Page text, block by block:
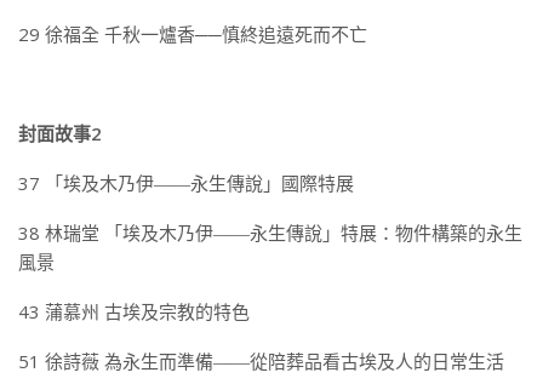
29 徐福全 千秋一爐香──慎終追遠死而不亡
封面故事2
37 「埃及木乃伊――永生傳說」國際特展
38 林瑞堂 「埃及木乃伊――永生傳說」特展：物件構築的永生
風景
43 蒲慕州 古埃及宗教的特色
51 徐詩薇 為永生而準備――從陪葬品看古埃及人的日常生活